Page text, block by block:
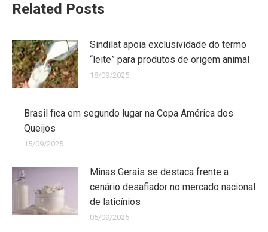
Related Posts
Sindilat apoia exclusividade do termo
“leite” para produtos de origem animal
18/09/2025
Brasil fica em segundo lugar na Copa América dos
Queijos
15/09/2025
Minas Gerais se destaca frente a
cenário desafiador no mercado nacional
de laticínios
05/09/2025